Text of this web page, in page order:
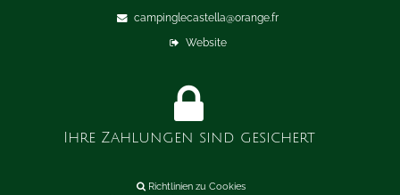
campinglecastella@orange.fr
Website
Ihre Zahlungen sind gesichert
Richtlinien zu Cookies